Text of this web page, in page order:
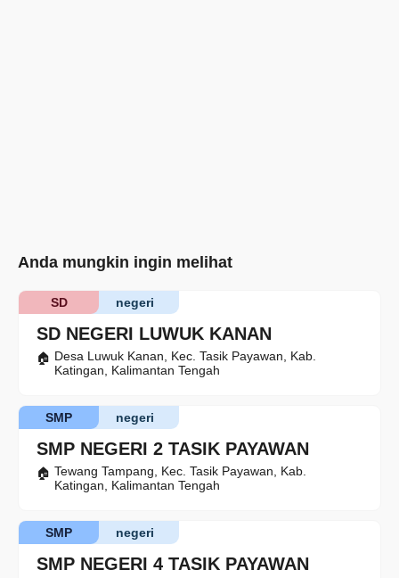
Anda mungkin ingin melihat
SD NEGERI LUWUK KANAN
negeri
SD
Desa Luwuk Kanan, Kec. Tasik Payawan, Kab.
Katingan, Kalimantan Tengah
SMP NEGERI 2 TASIK PAYAWAN
negeri
SMP
Tewang Tampang, Kec. Tasik Payawan, Kab.
Katingan, Kalimantan Tengah
SMP NEGERI 4 TASIK PAYAWAN
negeri
SMP